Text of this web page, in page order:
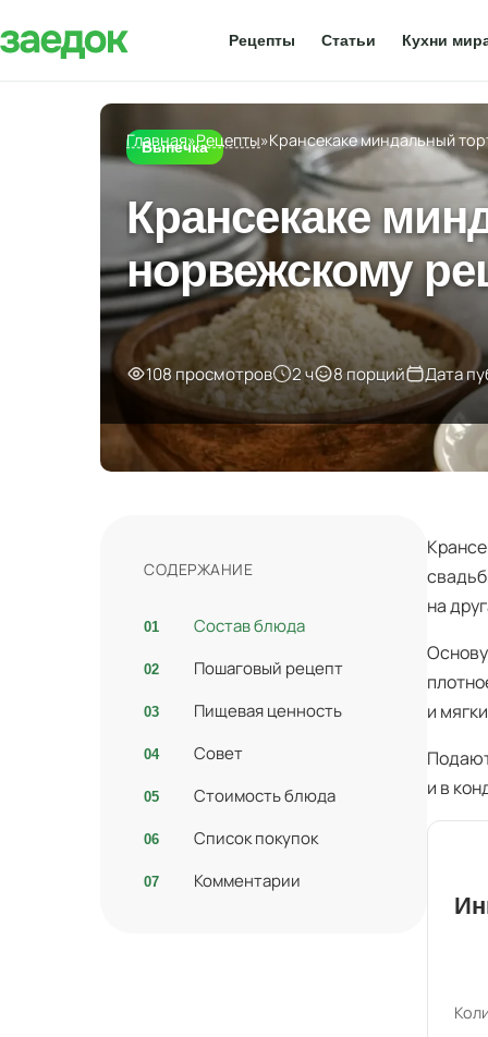
Рецепты Статьи Кухни
Главная»Рецепты»Крансекаке миндальный
Выпечка
Крансекаке
норвежскому
108 просмотров 2 ч 8 порций Дата
СОДЕРЖАНИЕ
Состав блюда
Пошаговый рецепт
Пищевая ценность
Совет
Стоимость блюда
Список покупок
Комментарии
на
и
и в